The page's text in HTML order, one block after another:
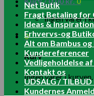
Ingen varer i
0
Kurv
Ingen varer i kurven.
Net Butik
Fragt Betaling for
Ideas & Inspiration
Erhvervs-og
Alt om Bambus
Kundereferencer
Vedligeholdelse
Kontakt os
UDSALG / TILBUD
Kundernes